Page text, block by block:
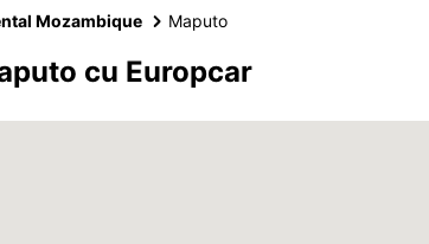
Mozambique Maputo
cu Europcar